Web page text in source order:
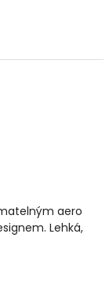
aero
Lehká,